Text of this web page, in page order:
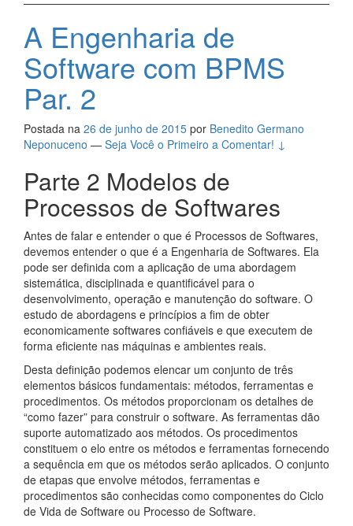
A Engenharia de
Software com BPMS
Par. 2
Postada na 26 de junho de 2015 por Benedito Germano
Neponuceno — Seja Você o Primeiro a Comentar! ↓
Parte 2 Modelos de
Processos de Softwares
Antes de falar e entender o que é Processos de Softwares,
devemos entender o que é a Engenharia de Softwares. Ela
pode ser definida com a aplicação de uma abordagem
sistemática, disciplinada e quantificável para o
desenvolvimento, operação e manutenção do software. O
estudo de abordagens e princípios a fim de obter
economicamente softwares confiáveis e que executem de
forma eficiente nas máquinas e ambientes reais.
Desta definição podemos elencar um conjunto de três
elementos básicos fundamentais: métodos, ferramentas e
procedimentos. Os métodos proporcionam os detalhes de
“como fazer” para construir o software. As ferramentas dão
suporte automatizado aos métodos. Os procedimentos
constituem o elo entre os métodos e ferramentas fornecendo
a sequência em que os métodos serão aplicados. O conjunto
de etapas que envolve métodos, ferramentas e
procedimentos são conhecidas como componentes do Ciclo
de Vida de Software ou Processo de Software.